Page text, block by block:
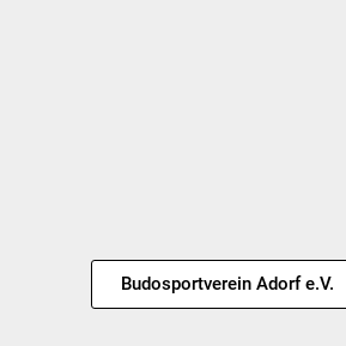
Budosportverein Adorf e.V.